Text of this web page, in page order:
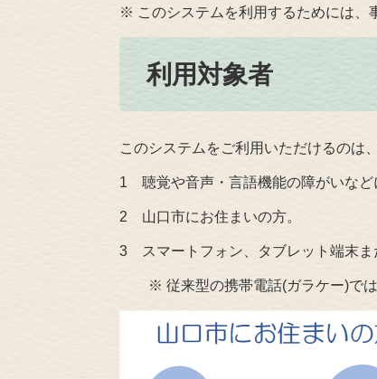
※ このシステムを利用するためには、
利用対象者
このシステムをご利用いただけるのは
1 聴覚や音声・言語機能の障がいなど
2 山口市にお住まいの方。
3 スマートフォン、タブレット端末ま
※ 従来型の携帯電話(ガラケー)では